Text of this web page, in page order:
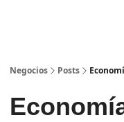
Negocios Posts